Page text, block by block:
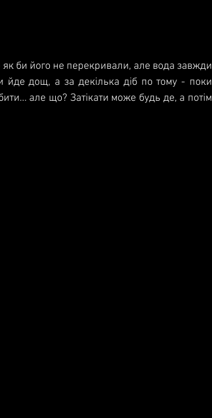
би його не перекривали, але вода завжди
йде дощ, а за декілька діб по тому - поки
але що? Затікати може будь де, а потім